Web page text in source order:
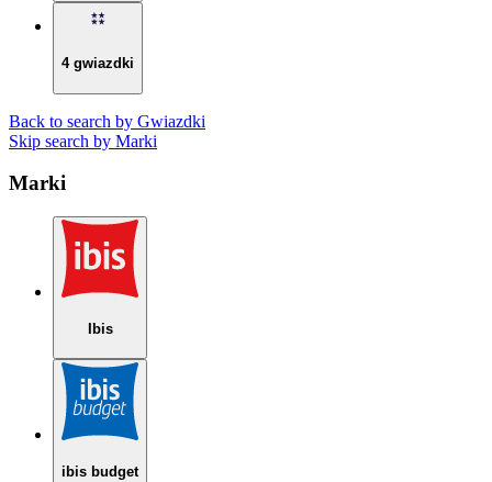
4 gwiazdki
Back to search by Gwiazdki
Skip search by Marki
Marki
Ibis
ibis budget